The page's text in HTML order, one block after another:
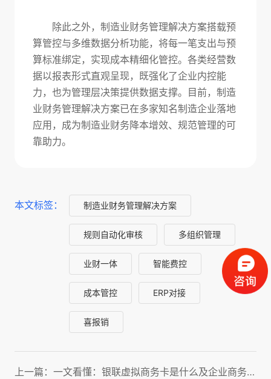
除此之外，制造业财务管理解决方案搭载预
算管控与多维数据分析功能，将每一笔支出与预
算标准绑定，实现成本精细化管控。各类经营数
据以报表形式直观呈现，既强化了企业内控能
力，也为管理层决策提供数据支撑。目前，制造
业财务管理解决方案已在多家知名制造企业落地
应用，成为制造业财务降本增效、规范管理的可
靠助力。
本文标签： 制造业财务管理解决方案
规则自动化审核 多组织管理
业财一体 智能费控
成本管控 ERP对接
喜报销
上一篇：一文看懂：银联虚拟商务卡是什么及企业商务旅行使用方法